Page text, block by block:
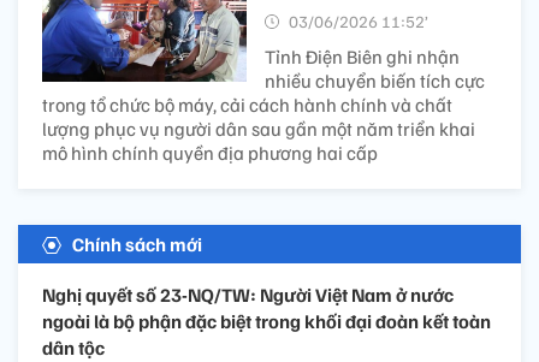
03/06/2026 11:52’
Tỉnh Điện Biên ghi nhận
nhiều chuyển biến tích cực
trong tổ chức bộ máy, cải cách hành chính và chất
lượng phục vụ người dân sau gần một năm triển khai
mô hình chính quyền địa phương hai cấp
Chính sách mới
Nghị quyết số 23-NQ/TW: Người Việt Nam ở nước
ngoài là bộ phận đặc biệt trong khối đại đoàn kết toàn
dân tộc